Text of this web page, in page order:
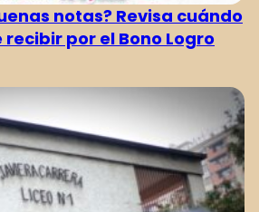
notas? Revisa cuándo
por el Bono Logro